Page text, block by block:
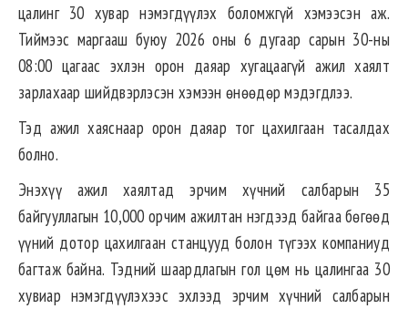
цалинг 30 хувар нэмэгдүүлэх боломжгүй хэмээсэн аж.
Тиймээс маргааш буюу 2026 оны 6 дугаар сарын 30-ны
08:00 цагаас эхлэн орон даяар хугацаагүй ажил хаялт
зарлахаар шийдвэрлэсэн хэмээн өнөөдөр мэдэгдлээ.
Тэд ажил хаяснаар орон даяар тог цахилгаан тасалдах
болно.
Энэхүү ажил хаялтад эрчим хүчний салбарын 35
байгууллагын 10,000 орчим ажилтан нэгдээд байгаа бөгөөд
үүний дотор цахилгаан станцууд болон түгээх компаниуд
багтаж байна. Тэдний шаардлагын гол цөм нь цалингаа 30
хувиар нэмэгдүүлэхээс эхлээд эрчим хүчний салбарын